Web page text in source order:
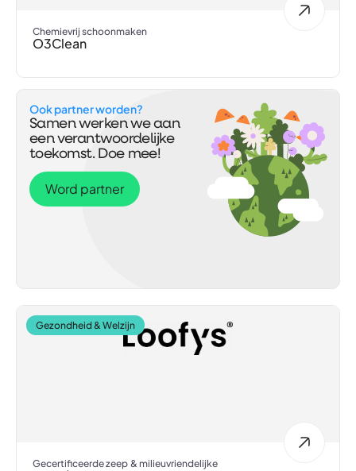
Chemievrij schoonmaken
O3Clean
Ook partner worden?
Samen werken we aan
een verantwoordelijke
toekomst. Doe mee!
Word partner
Gezondheid & Welzijn
Gecertificeerde zeep & milieuvriendelijke